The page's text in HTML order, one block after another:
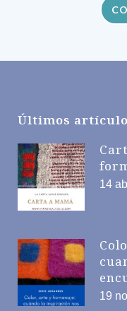
Últimos
14
19